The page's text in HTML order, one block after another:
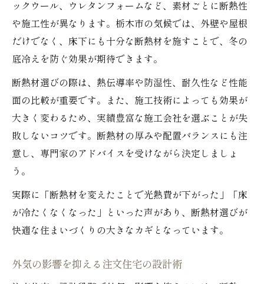
ックウール、ウレタンフォームなど、素材ごとに断熱性
や施工性が異なります。栃木市の気候では、外壁や屋根
だけでなく、床下にも十分な断熱材を施すことで、冬の
底冷えを防ぐ効果が期待できます。
断熱材選びの際は、熱伝導率や防湿性、耐久性など性能
面の比較が重要です。また、施工技術によっても効果が
大きく変わるため、実績豊富な施工会社を選ぶことが失
敗しないコツです。断熱材の厚みや配置バランスにも注
意し、専門家のアドバイスを受けながら決定しましょ
う。
実際に「断熱材を変えたことで光熱費が下がった」「床
が冷たくなくなった」といった声があり、断熱材選びが
快適な住まいづくりの大きなカギとなっています。
外気の影響を抑える注文住宅の設計術